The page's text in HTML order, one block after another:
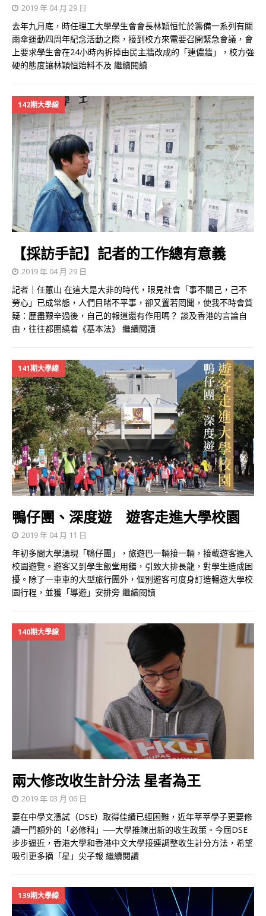
2019 年 04 月 29 日
去年九月底，時任理工大學學生會會長林穎恒忙於籌備一系列有關
雨傘運動四周年紀念活動之際，接到校方來電要召開緊急會議，會
上要求學生會在24小時內拆掉由民主牆改成的「連儂牆」，校方強
硬的態度讓林穎恒始料不及 繼續閱讀
142期大學線
【採訪手記】記者的工作總有意義
2019 年 04 月 29 日
記者｜任蕙山 在這大是大非的時代，眼見社會「事不關己，己不
勞心」已成常態，人們目睹不平事，卻又置若罔聞，使我不時會質
疑：歷盡艱辛過後，自己的報道還有作用嗎？ 談及香港的言論自
由，往往都圍繞着《基本法》 繼續閱讀
141期大學線
鴨仔團、深度遊 遊客走進大學校園
2019 年 04 月 11 日
年初多間大學湧現「鴨仔團」，旅遊巴一輛接一輛，接載遊客進入
校園遊覽。遊客又到學生飯堂用饍，引致大排長龍，對學生造成困
擾。除了一車車的大型旅行團外，個別遊客可度身訂造暢遊大學校
園行程，並獲「導遊」安排旁 繼續閱讀
140期大學線
兩大修改收生計分法 星者為王
2019 年 03 月 06 日
要在中學文憑試（DSE）取得佳績已經困難，近年莘莘學子更要修
讀一門額外的「必修科」──大學推陳出新的收生政策。今屆DSE
步步逼近，香港大學和香港中文大學接連調整收生計分方法，希望
吸引更多摘「星」尖子報 繼續閱讀
139期大學線